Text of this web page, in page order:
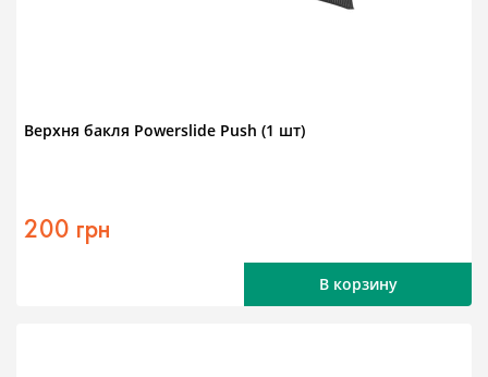
Верхня бакля Powerslide Push (1 шт)
200 грн
В корзину